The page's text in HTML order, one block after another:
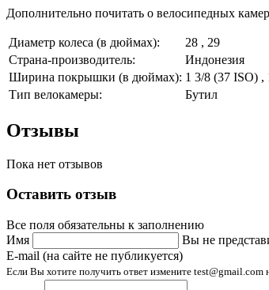
Дополнительно почитать о велосипедных
Диаметр колеса (в дюймах):
28 , 29
Страна-производитель:
Индонезия
Ширина покрышки (в дюймах): 1 3/8 (37 ISO) ,
Тип велокамеры:
Бутил
Отзывы
Пока нет отзывов
Оставить отзыв
Все поля обязательны к заполнению
Имя
Вы не
E-mail (на сайте не публикуется)
Если Вы хотите получить ответ измените test@gmail.com